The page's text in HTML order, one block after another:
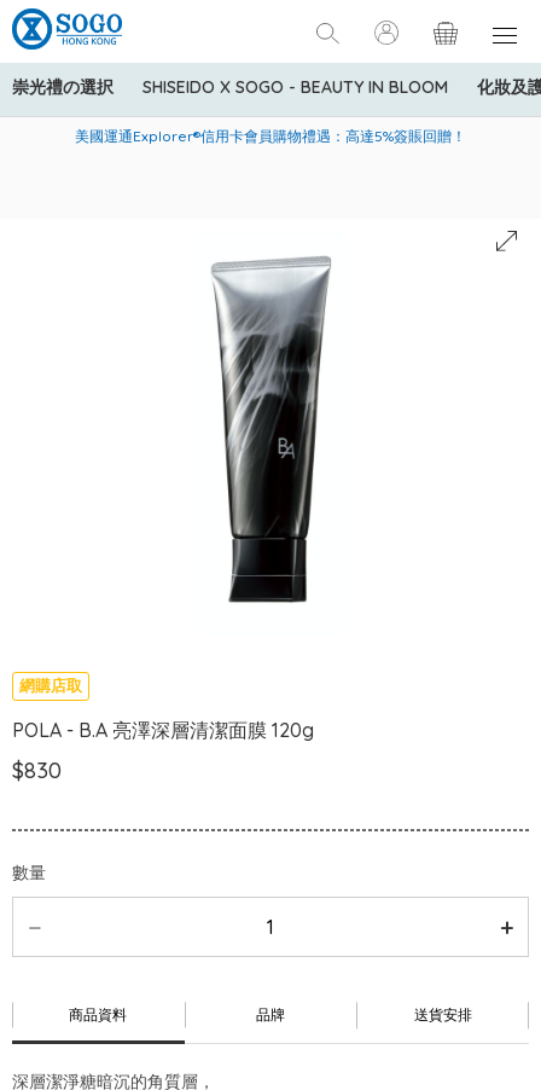
崇光禮の選択 SHISEIDO X SOGO - BEAUTY IN BLOOM 化妝及
美國運通Explorer®信用卡會員購物禮遇：高達5%簽賬回贈！
購買一般貨品(冷凍食品除外)滿$600，可享免費送貨服務
寄送中國內地服務只適用於指定商品，若訂單金額少於HK$600(折
網購店取
POLA - B.A 亮澤深層清潔面膜 120g
$830
數量
商品資料 品牌 送貨安排
深層潔淨糖暗沉的角質層，